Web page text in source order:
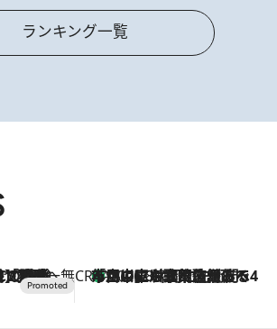
ランキング一覧
発見が待つ場所へ
地「星野温泉 トンボの湯」で体験 CREA'S CHOICE
2026.8.7
「立川にも歌舞伎があるんだよ」 片岡仁左衛門・市川中車ら豪華座組みで4年目の立川立飛歌舞伎へ